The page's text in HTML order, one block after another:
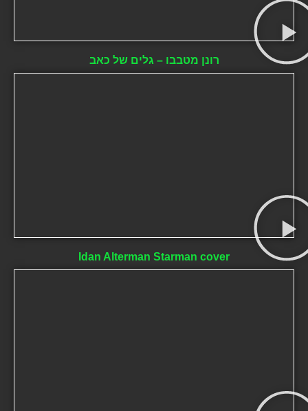
רונן מטבבו – גלים של כאב
Idan Alterman Starman cover